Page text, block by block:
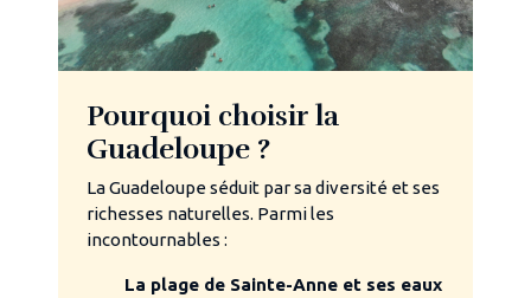
Pourquoi choisir la
Guadeloupe ?
La Guadeloupe séduit par sa diversité et ses
richesses naturelles. Parmi les
incontournables :
La plage de Sainte-Anne et ses eaux